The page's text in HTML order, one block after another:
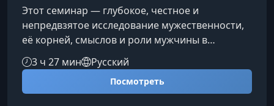
Этот семинар — глубокое, честное и
непредвзятое исследование мужественности,
её корней, смыслов и роли мужчины в
современном мире. Программа помогает
увидеть мужское предназначение вне
стереотипов и ожиданий, возвращая
внимание к силе, внутренней устойчивости и
3 ч 27 мин Русский
Посмотреть